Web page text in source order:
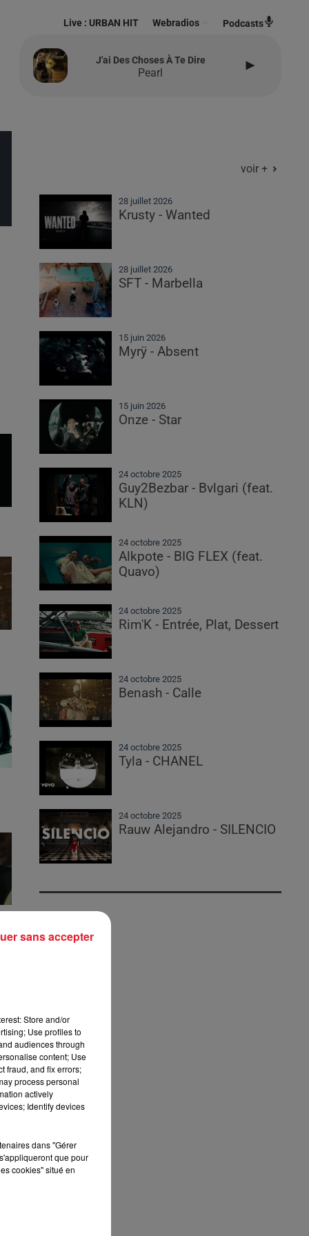
Live : URBAN HIT Webradios Podcasts
J'ai Des Choses À Te Dire
Pearl
voir +
28 juillet 2026
Krusty - Wanted
28 juillet 2026
SFT - Marbella
15 juin 2026
Myrÿ - Absent
15 juin 2026
Onze - Star
24 octobre 2025
Guy2Bezbar - Bvlgari (feat.
KLN)
24 octobre 2025
Alkpote - BIG FLEX (feat.
Quavo)
24 octobre 2025
Rim'K - Entrée, Plat, Dessert
24 octobre 2025
Benash - Calle
24 octobre 2025
Tyla - CHANEL
24 octobre 2025
Rauw Alejandro - SILENCIO
Store and/or
Use profiles to
audiences through
content; Use
fraud, and fix errors;
process personal
actively
Identify devices
dans "Gérer
que pour
cookies" situé en
sans accepter